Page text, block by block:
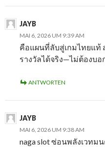
JAYB
MAI 6, 2026 UM 9:39 AM
คือแผนที่ลับสู่เกมไทยแท้
รางวัลได้จริง—ไม่ต้องบอ
ANTWORTEN
JAYB
MAI 6, 2026 UM 9:38 AM
naga slot ซ่อนพลังเวทม